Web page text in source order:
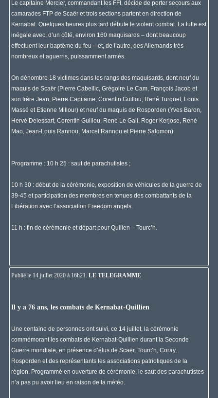
Le capitaine Mercier, commandant les FFI, décide de porter secours aux
camarades FTP de Scaër et trois sections partent en direction de
Kernabat. Quelques heures plus tard débute le violent combat. La lutte est
inégale avec, d’un côté, environ 160 maquisards – dont beaucoup
effectuent leur baptême du feu – et, de l’autre, des Allemands très
nombreux et aguerris, puissamment armés.
On dénombre 18 victimes dans les rangs des maquisards, dont neuf du
maquis de Scaër (Pierre Cabellic, Grégoire Le Cam, François Jacob et
son frère Jean, Pierre Capitaine, Corentin Guillou, René Turquet, Louis
Massé et Etienne Millour) et neuf du maquis de Rosporden (Yves Baron,
Hervé Delessart, Corentin Guillou, René Le Gall, Roger Kerjose, René
Mao, Jean-Louis Rannou, Marcel Rannou et Pierre Salomon)
Programme : 10 h 25 : saut de parachutistes ;
10 h 30 : début de la cérémonie, exposition de véhicules de la guerre de
39-45 et participation des membres en tenues des combattants de la
Libération avec l’association Freedom angels.
11 h : fin de cérémonie et départ pour Quilien – Tourc’h.
Publié le 14 juillet 2020 à 16h21. LE TELEGRAMME
Il y a 76 ans, les combats de Kernabat-Quillien
Une centaine de personnes ont suivi, ce 14 juillet, la cérémonie
commémorant les combats de Kernabat-Quillien durant la Seconde
Guerre mondiale, en présence d’élus de Scaër, Tourc’h, Coray,
Rosporden et des représentants les associations patriotiques de la
région. Programmé en ouverture de cérémonie, le saut des parachutistes
n’a pas pu avoir lieu en raison de la météo.